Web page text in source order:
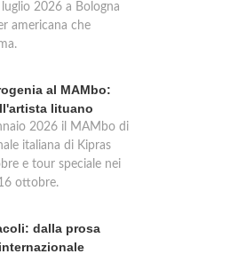
2026 a Bologna
americana che
al MAMbo:
lituano
2026 il MAMbo di
italiana di Kipras
e tour speciale nei
ottobre.
dalla prosa